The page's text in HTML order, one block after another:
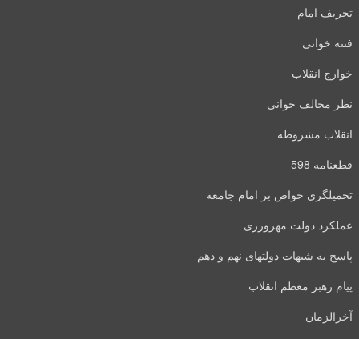
تحریف امام
فتنه خوانی
خوارج انقلاب
نظر مخالف خوانی
انقلاب مشروطه
قطعنامه 598
تحمیلگری خواص بر امام جامعه
عملکرد دولت مهرورزی
پاسخ به شبهات دولتهای نهم و دهم
پیام رهبر معظم انقلاب
آخرالزمان